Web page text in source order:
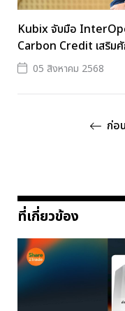
Kubix จับมือ
Carbon Credit เสริม
05 สิงหาคม 2568
ก่อ
ที่เกี่ยวข้อง